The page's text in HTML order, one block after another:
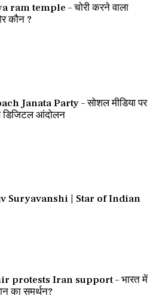
ram temple – चोरी करने वाला
कौन ?
Janata Party – सोशल मीडिया पर
डिजिटल आंदोलन
Suryavanshi | Star of Indian
protests Iran support – भारत में
का समर्थन?